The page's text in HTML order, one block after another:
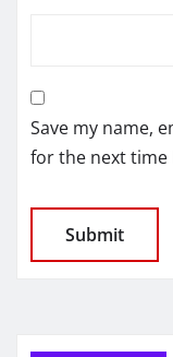
Save my name,
for the next time